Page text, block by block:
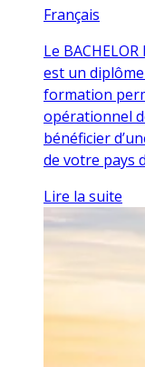
Français
Le BACHELOR
est un
formation
opérationnel
bénéficier
de votre pays
Lire la suite